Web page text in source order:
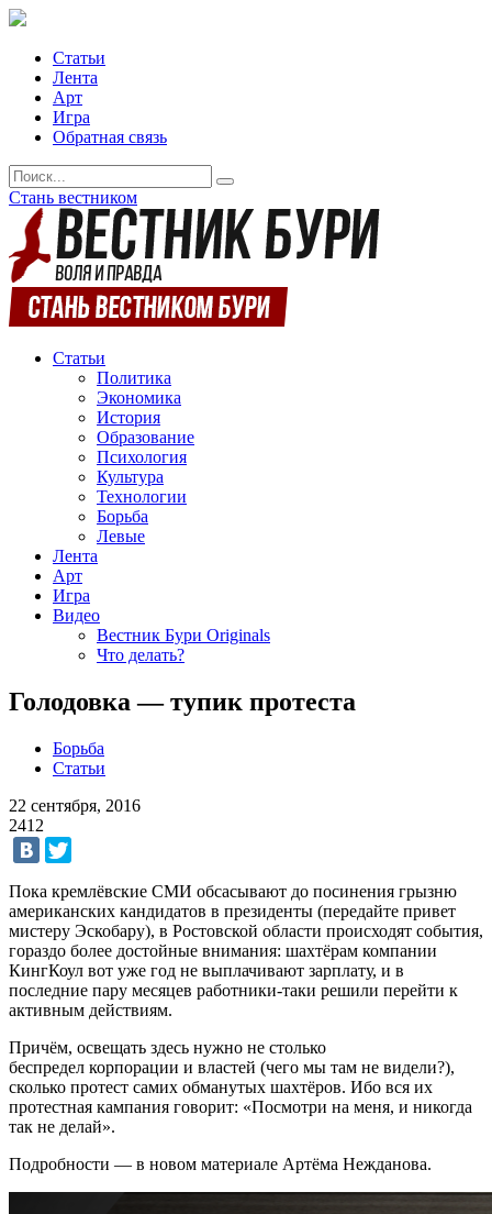
Статьи
Лента
Арт
Игра
Обратная связь
Стань вестником
Статьи
Политика
Экономика
История
Образование
Психология
Культура
Технологии
Борьба
Левые
Лента
Арт
Игра
Видео
Вестник Бури Originals
Что делать?
Голодовка — тупик протеста
Борьба
Статьи
22 сентября, 2016
2412
Пока кремлёвские СМИ обсасывают до посинения грызню
американских кандидатов в президенты (передайте привет
мистеру Эскобару), в Ростовской области происходят события,
гораздо более достойные внимания: шахтёрам компании
КингКоул вот уже год не выплачивают зарплату, и в
последние пару месяцев работники-таки решили перейти к
активным действиям.
Причём, освещать здесь нужно не столько
беспредел корпорации и властей (чего мы там не видели?),
сколько протест самих обманутых шахтёров. Ибо вся их
протестная кампания говорит: «Посмотри на меня, и никогда
так не делай».
Подробности — в новом материале Артёма Нежданова.